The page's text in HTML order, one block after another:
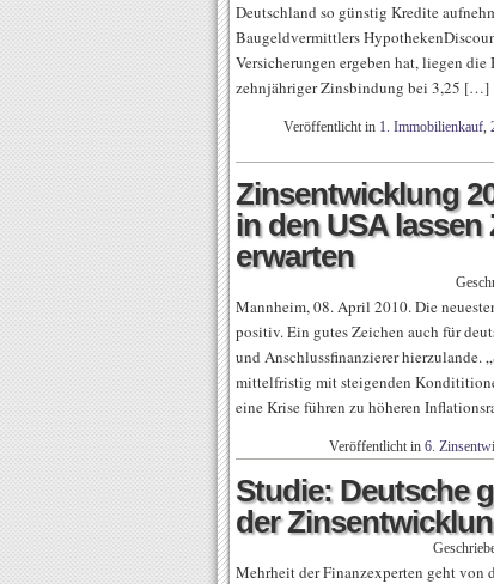
Deutschland so günstig Kredite
Baugeldvermittlers
Versicherungen ergeben hat, liegen
zehnjähriger Zinsbindung bei 3,25 […]
Veröffentlicht in 1. Immobilienkauf,
Zinsentwicklung
in den USA
erwarten
Mannheim, 08. April 2010. Die
positiv. Ein gutes Zeichen auch für
und Anschlussfinanzierer hierzulande.
mittelfristig mit steigenden
eine Krise führen zu höheren
Veröffentlicht in 6.
Studie: Deutsche
der
Mehrheit der Finanzexperten geht